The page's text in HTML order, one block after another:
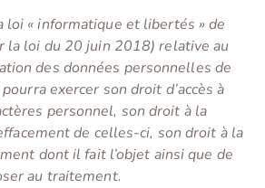
loi « informatique et libertés » de
la loi du 20 juin 2018) relative au
des données personnelles de
exercer son droit d’accès à
personnel, son droit à la
de celles-ci, son droit à la
dont il fait l’objet ainsi que de
au traitement.